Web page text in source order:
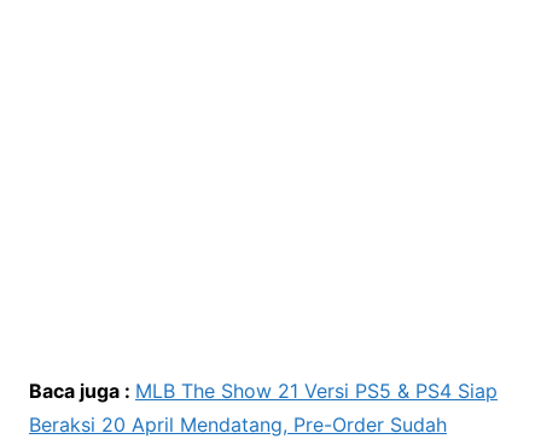
Baca juga : MLB The Show 21 Versi PS5 & PS4 Siap
Beraksi 20 April Mendatang, Pre-Order Sudah